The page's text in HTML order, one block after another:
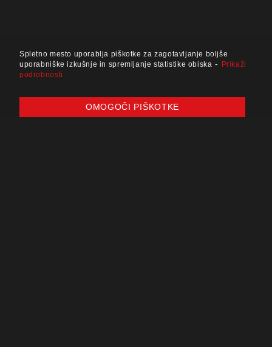
Spletno mesto uporablja piškotke za zagotavljanje boljše
uporabniške izkušnje in spremljanje statistike obiska -
Prikaži
podrobnosti
OMOGOČI PIŠKOTKE